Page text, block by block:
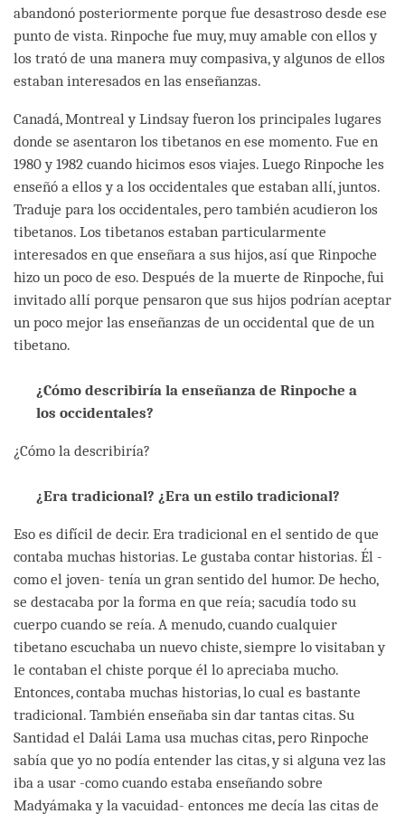
abandonó posteriormente porque fue desastroso desde ese
punto de vista. Rinpoche fue muy, muy amable con ellos y
los trató de una manera muy compasiva, y algunos de ellos
estaban interesados en las enseñanzas.
Canadá, Montreal y Lindsay fueron los principales lugares
donde se asentaron los tibetanos en ese momento. Fue en
1980 y 1982 cuando hicimos esos viajes. Luego Rinpoche les
enseñó a ellos y a los occidentales que estaban allí, juntos.
Traduje para los occidentales, pero también acudieron los
tibetanos. Los tibetanos estaban particularmente
interesados en que enseñara a sus hijos, así que Rinpoche
hizo un poco de eso. Después de la muerte de Rinpoche, fui
invitado allí porque pensaron que sus hijos podrían aceptar
un poco mejor las enseñanzas de un occidental que de un
tibetano.
¿Cómo describiría la enseñanza de Rinpoche a
los occidentales?
¿Cómo la describiría?
¿Era tradicional? ¿Era un estilo tradicional?
Eso es difícil de decir. Era tradicional en el sentido de que
contaba muchas historias. Le gustaba contar historias. Él -
como el joven- tenía un gran sentido del humor. De hecho,
se destacaba por la forma en que reía; sacudía todo su
cuerpo cuando se reía. A menudo, cuando cualquier
tibetano escuchaba un nuevo chiste, siempre lo visitaban y
le contaban el chiste porque él lo apreciaba mucho.
Entonces, contaba muchas historias, lo cual es bastante
tradicional. También enseñaba sin dar tantas citas. Su
Santidad el Dalái Lama usa muchas citas, pero Rinpoche
sabía que yo no podía entender las citas, y si alguna vez las
iba a usar -como cuando estaba enseñando sobre
Madyámaka y la vacuidad- entonces me decía las citas de